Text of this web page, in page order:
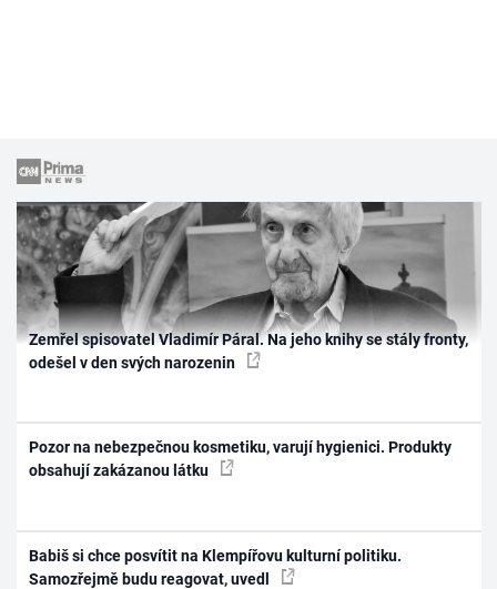
Zemřel spisovatel Vladimír Páral. Na jeho knihy se stály fronty,
odešel v den svých narozenin
Pozor na nebezpečnou kosmetiku, varují hygienici. Produkty
obsahují zakázanou látku
Babiš si chce posvítit na Klempířovu kulturní politiku.
Samozřejmě budu reagovat, uvedl